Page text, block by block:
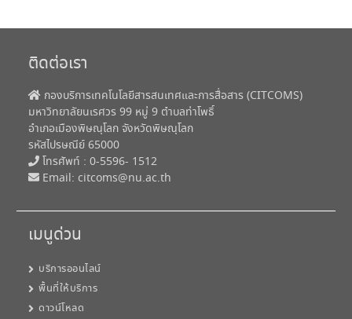
ติดต่อเรา
กองบริการเทคโนโลยีสารสนเทศและการสื่อสาร (CITCOMS)
มหาวิทยาลัยนเรศวร 99 หมู่ 9 ตำบลท่าโพธิ์
อำเภอเมืองพิษณุโลก จังหวัดพิษณุโลก
รหัสไปรษณีย์ 65000
โทรศัพท์ : 0-5596- 1512
Email: citcoms@nu.ac.th
เมนูด่วน
บริการออนไลน์
พื้นที่ให้บริการ
ดาวน์โหลด